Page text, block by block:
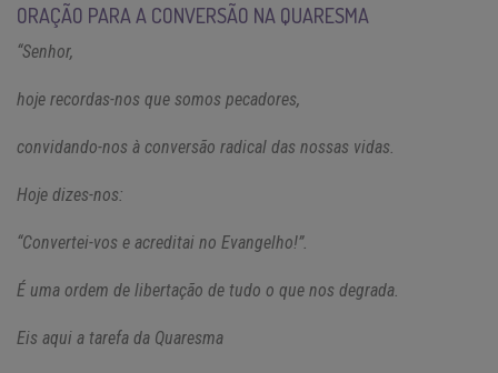
ORAÇÃO PARA A CONVERSÃO NA QUARESMA
“Senhor,
hoje recordas-nos que somos pecadores,
convidando-nos à conversão radical das nossas vidas.
Hoje dizes-nos:
“Convertei-vos e acreditai no Evangelho!”.
É uma ordem de libertação de tudo o que nos degrada.
Eis aqui a tarefa da Quaresma